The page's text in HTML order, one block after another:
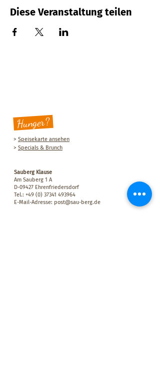
Diese Veranstaltung teilen
Hunger?
> Speisekarte ansehen
> Specials & Brunch
Sauberg Klause
Am Sauberg 1 A
D-09427 Ehrenfriedersdorf
Tel.: +49 (0) 37341 493964
E-Mail-Adresse: post@sau-berg.de